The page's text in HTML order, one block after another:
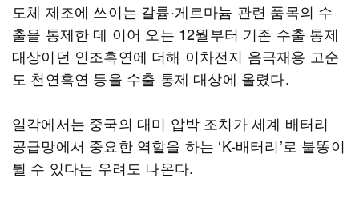
도체 제조에 쓰이는 갈륨·게르마늄 관련 품목의 수
출을 통제한 데 이어 오는 12월부터 기존 수출 통제
대상이던 인조흑연에 더해 이차전지 음극재용 고순
도 천연흑연 등을 수출 통제 대상에 올렸다.
일각에서는 중국의 대미 압박 조치가 세계 배터리
공급망에서 중요한 역할을 하는 ‘K-배터리’로 불똥이
튈 수 있다는 우려도 나온다.